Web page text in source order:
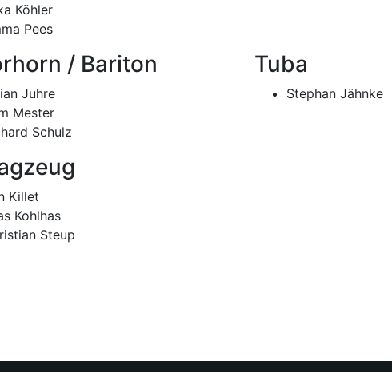
Köhler
Pees
/ Bariton
Juhre
Mester
Schulz
Tuba
Stephan Jähnke
Killet
Kohlhas
Steup